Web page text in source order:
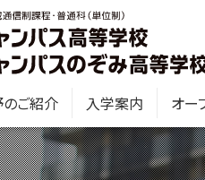
ご紹介 入学案内 オー